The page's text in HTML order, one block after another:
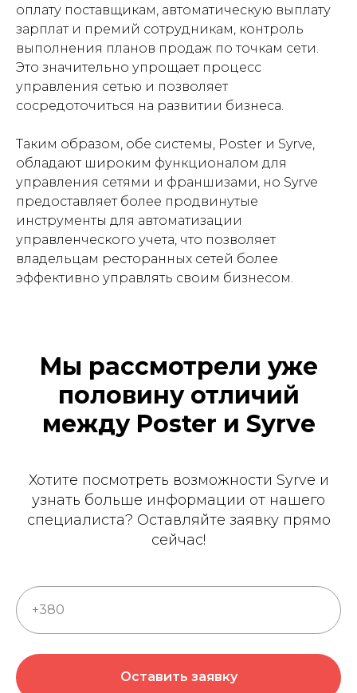
оплату поставщикам, автоматическую выплату
зарплат и премий сотрудникам, контроль
выполнения планов продаж по точкам сети.
Это значительно упрощает процесс
управления сетью и позволяет
сосредоточиться на развитии бизнеса.
Таким образом, обе системы, Poster и Syrve,
обладают широким функционалом для
управления сетями и франшизами, но Syrve
предоставляет более продвинутые
инструменты для автоматизации
управленческого учета, что позволяет
владельцам ресторанных сетей более
эффективно управлять своим бизнесом.
Мы рассмотрели уже
половину отличий
между Poster и Syrve
Хотите посмотреть возможности Syrve и
узнать больше информации от нашего
специалиста? Оставляйте заявку прямо
сейчас!
+380
Оставить заявку